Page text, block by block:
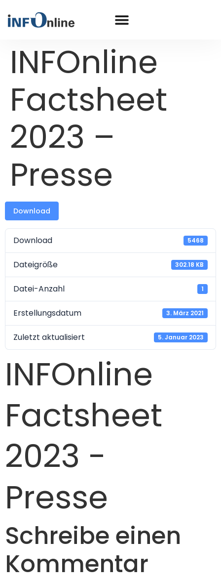
INFOnline
Factsheet
2023 –
Presse
Download
Download 5468
Dateigröße 302.18 KB
Datei-Anzahl 1
Erstellungsdatum 3. März 2021
Zuletzt aktualisiert 5. Januar 2023
INFOnline
Factsheet
2023 -
Presse
Schreibe einen
Kommentar